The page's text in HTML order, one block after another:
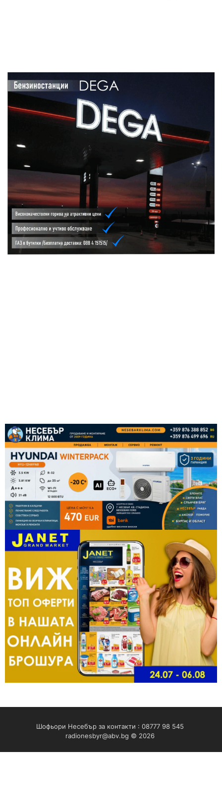
Шофьори Несебър за контакти : 08777 98 545
radionesbyr@abv.bg © 2026